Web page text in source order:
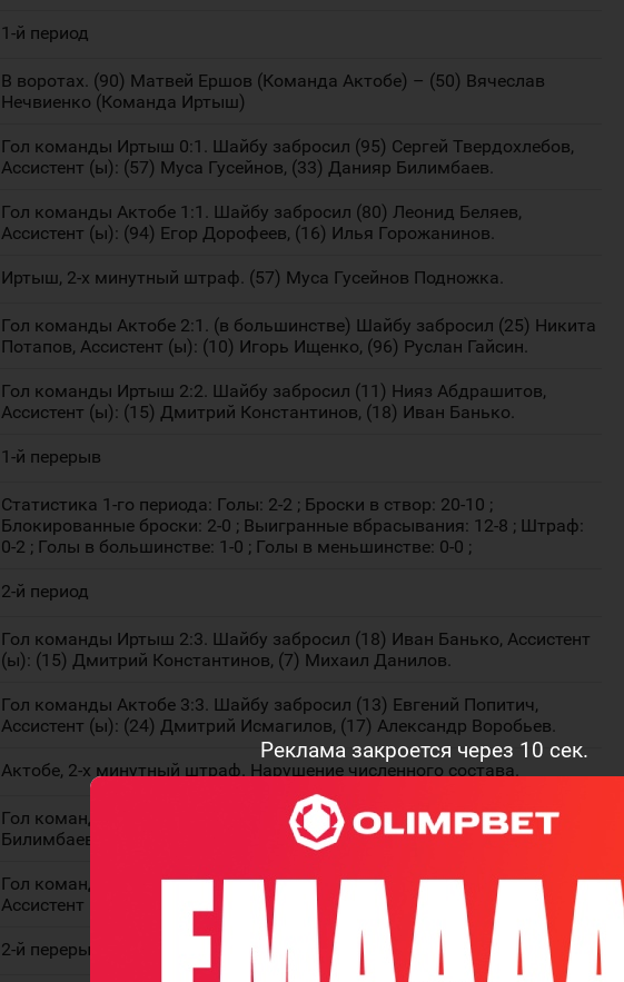
Реклама закроется через9сек.
1-й период
В воротах. (90) Матвей Ершов (Команда Актобе) – (50) Вячеслав
Нечвиенко (Команда Иртыш)
Гол команды Иртыш 0:1. Шайбу забросил (95) Сергей Твердохлебов,
Ассистент (ы): (57) Муса Гусейнов, (33) Данияр Билимбаев.
Гол команды Актобе 1:1. Шайбу забросил (80) Леонид Беляев,
Ассистент (ы): (94) Егор Дорофеев, (16) Илья Горожанинов.
Иртыш, 2-х минутный штраф. (57) Муса Гусейнов Подножка.
Гол команды Актобе 2:1. (в большинстве) Шайбу забросил (25) Никита
Потапов, Ассистент (ы): (10) Игорь Ищенко, (96) Руслан Гайсин.
Гол команды Иртыш 2:2. Шайбу забросил (11) Нияз Абдрашитов,
Ассистент (ы): (15) Дмитрий Константинов, (18) Иван Банько.
1-й перерыв
Статистика 1-го периода: Голы: 2-2 ; Броски в створ: 20-10 ;
Блокированные броски: 2-0 ; Выигранные вбрасывания: 12-8 ; Штраф:
0-2 ; Голы в большинстве: 1-0 ; Голы в меньшинстве: 0-0 ;
2-й период
Гол команды Иртыш 2:3. Шайбу забросил (18) Иван Банько, Ассистент
(ы): (15) Дмитрий Константинов, (7) Михаил Данилов.
Гол команды Актобе 3:3. Шайбу забросил (13) Евгений Попитич,
Ассистент (ы): (24) Дмитрий Исмагилов, (17) Александр Воробьев.
Актобе, 2-х минутный штраф. Нарушение численного состава.
Гол команды Иртыш 3:4. (в большинстве) Шайбу забросил (33) Данияр
Билимбаев, Ассистент (ы): (18) Иван Банько, (11) Нияз Абдрашитов.
Гол команды Актобе 4:4. Шайбу забросил (7) Вадим Митряков,
Ассистент (ы): (8) Владислав Комаров, (25) Никита Потапов.
2-й перерыв